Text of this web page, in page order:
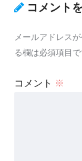
コメント
メールアドレス
る欄は必須項目で
コメント ※